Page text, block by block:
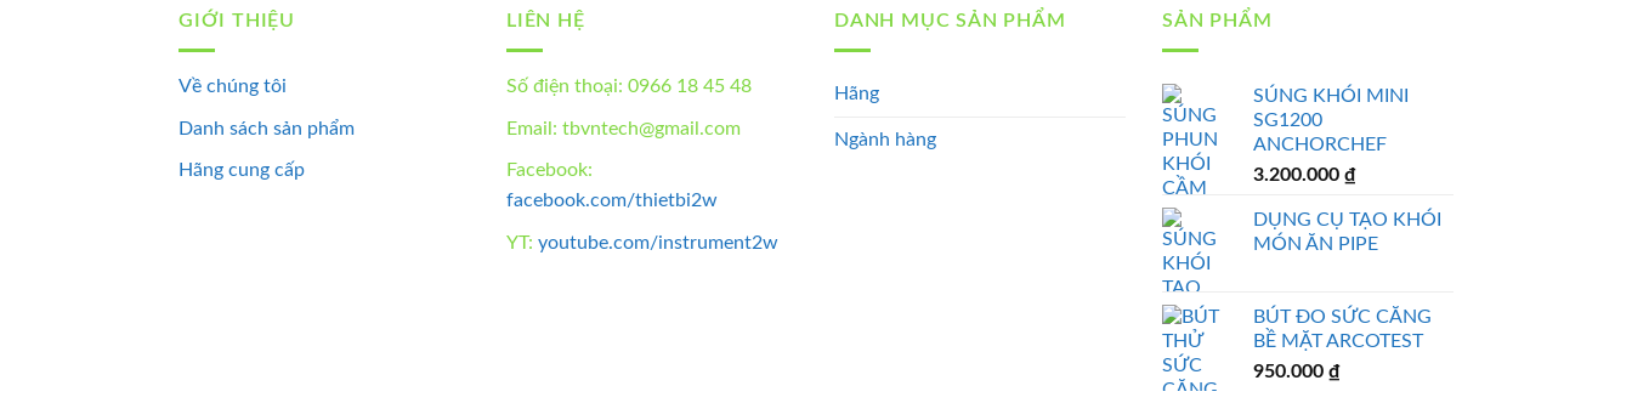
GIỚI THIỆU
Về chúng tôi
Danh sách sản phẩm
Hãng cung cấp
LIÊN HỆ
Số điện thoại: 0966 18 45 48
Email: tbvntech@gmail.com
Facebook:
facebook.com/thietbi2w
YT: youtube.com/instrument2w
DANH MỤC SẢN PHẨM
Hãng
Ngành hàng
SẢN PHẨM
SÚNG KHÓI MINI
SG1200
ANCHORCHEF
3.200.000 ₫
DỤNG CỤ TẠO KHÓI
MÓN ĂN PIPE
BÚT ĐO SỨC CĂNG
BỀ MẶT ARCOTEST
950.000 ₫